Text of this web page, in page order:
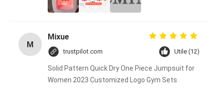
M
Mixue
trustpilot.com Utile (12)
Solid Pattern Quick Dry One Piece Jumpsuit for
Women 2023 Customized Logo Gym Sets